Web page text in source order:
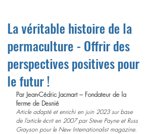
La véritable histoire de la
permaculture - Offrir des
perspectives positives pour
le futur !
Par Jean-Cédric Jacmart – Fondateur de la
ferme de Desnié
Article adapté et enrichi en juin 2023 sur base
de l’article écrit en 2007 par Steve Payne et Russ
Grayson pour le New Internationalist magazine.